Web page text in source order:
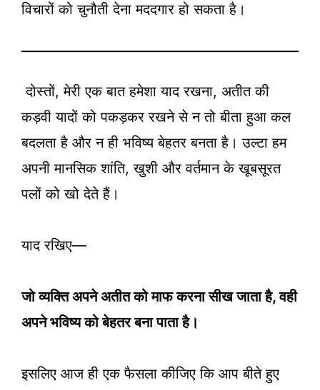
विचारों को चुनौती देना मददगार हो सकता है।
दोस्तों, मेरी एक बात हमेशा याद रखना, अतीत की
कड़वी यादों को पकड़कर रखने से न तो बीता हुआ कल
बदलता है और न ही भविष्य बेहतर बनता है। उल्टा हम
अपनी मानसिक शांति, खुशी और वर्तमान के खूबसूरत
पलों को खो देते हैं।
याद रखिए—
जो व्यक्ति अपने अतीत को माफ करना सीख जाता है, वही
अपने भविष्य को बेहतर बना पाता है।
इसलिए आज ही एक फैसला कीजिए कि आप बीते हुए